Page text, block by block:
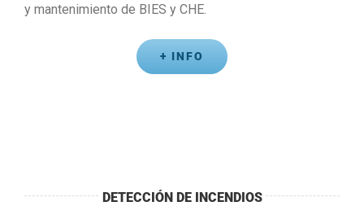
y mantenimiento de BIES y CHE.
+ INFO
DETECCIÓN DE INCENDIOS